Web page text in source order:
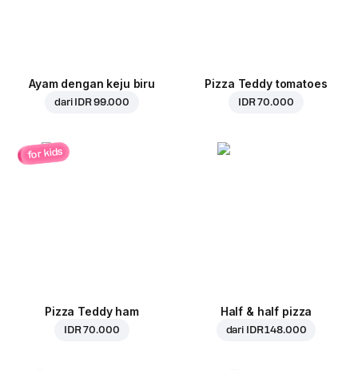
Ayam dengan keju biru
dari IDR 99.000
Pizza Teddy tomatoes
IDR 70.000
for kids
Pizza Teddy ham
IDR 70.000
Half & half pizza
dari IDR 148.000